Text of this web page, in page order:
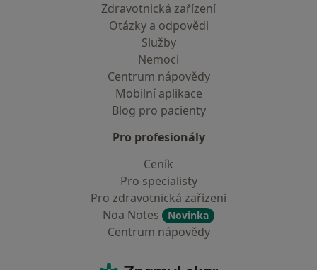
Zdravotnická zařízení
Otázky a odpovědi
Služby
Nemoci
Centrum nápovědy
Mobilní aplikace
Blog pro pacienty
Pro profesionály
Ceník
Pro specialisty
Pro zdravotnická zařízení
Noa Notes
Novinka
Centrum nápovědy
ZnamyLekar - Hlavní stránka